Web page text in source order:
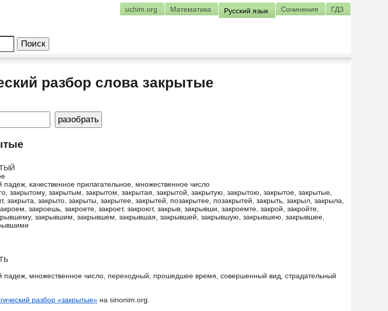
uchim.org Математика Русский язык Сочинения ГДЗ
разбор слова закрытые
падеж, качественное прилагательное, множественное число
закрытому, закрытым, закрытом, закрытая, закрытой, закрытую, закрытою, закрытое, закрытые,
закрыта, закрыто, закрыты, закрытее, закрытей, позакрытее, позакрытей, закрыть, закрыл, закрыла,
закроешь, закроете, закроет, закроют, закрыв, закрывши, закроемте, закрой, закройте,
закрывшим, закрывшем, закрывшая, закрывшей, закрывшую, закрывшею, закрывшее,
падеж, множественное число, переходный, прошедшее время, совершенный вид, страдательный
разбор «закрытые» на sinonim.org.